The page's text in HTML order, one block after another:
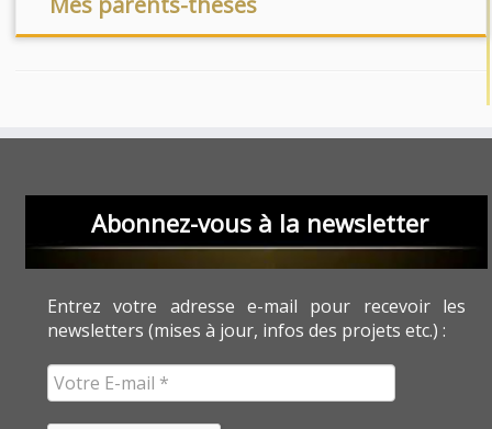
Abonnez-vous à la newsletter
Entrez votre adresse e-mail pour recevoir les
newsletters (mises à jour, infos des projets etc.) :